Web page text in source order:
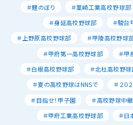
＃鯉のぼり
＃韮崎工業高校野球部
＃身延高校野球部
＃駿台
＃上野原高校野球部
＃甲陵高校野球
＃甲府第一高校野球部
＃甲
＃白根高校野球部
＃北杜高校野球
＃夏の高校野球はNNSで
＃２０
＃目指せ！甲子園
＃高校野球中継
＃甲府工業高校野球部
＃日